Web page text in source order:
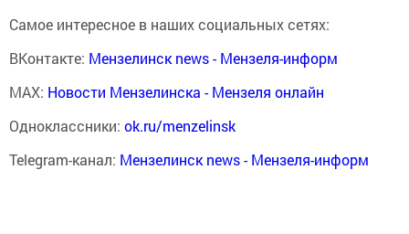
Самое интересное в наших социальных сетях:
ВКонтакте: Мензелинск news - Мензеля-информ
MAX: Новости Мензелинска - Мензеля онлайн
Одноклассники: ok.ru/menzelinsk
Telegram-канал: Мензелинск news - Мензеля-информ